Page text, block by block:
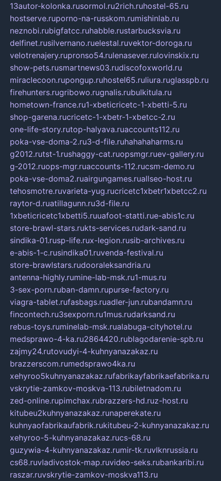
13autor-kolonka.rusormol.ru2rich.ruhostel-65.ru
hostserve.ruporno-na-russkom.rumishinlab.ru
neznobi.rubigfatcc.ruhabble.rustarbucksvia.ru
delfinet.rusilvernano.ruelestal.ruvektor-doroga.ru
velotrenajery.rupronso54.rulenasever.rulovinskix.ru
show-pets.rusmartnews03.rudiscofoxworld.ru
miraclecoon.rupongup.ruhostel65.ruliura.ruglasspb.ru
firehunters.rugribowo.rugnalis.rubulkitula.ru
hometown-france.ru1-xbeticricetc-1-xbetti-5.ru
shop-garena.rucricetc-1-xbetr-1-xbetcc-2.ru
one-life-story.rutop-halyava.ruaccounts112.ru
poka-vse-doma-2.ru3-d-file.ruhahahaharms.ru
g2012.rutst-1.rushaggy-cat.ruopsmgr.ruev-gallery.ru
g-2012.ruops-mgr.ruaccounts-112.rucsm-demo.ru
poka-vse-doma2.ruairgungames.ruallseo-host.ru
tehosmotre.ruvarieta-yug.rucricetc1xbetr1xbetcc2.ru
raytor-d.ruatillagunn.ru3d-file.ru
1xbeticricetc1xbetti5.ruuafoot-statti.rue-abis1c.ru
store-brawl-stars.rukts-services.rudark-sand.ru
sindika-01.rusp-life.rux-legion.rusib-archives.ru
e-abis-1-c.rusindika01.ruvenda-festival.ru
store-brawlstars.rudooraleksandria.ru
antenna-highly.rumine-lab-msk.ru1-mus.ru
3-sex-porn.ruban-damn.rupurse-factory.ru
viagra-tablet.rufasbags.ruadler-jun.rubandamn.ru
fincontech.ru3sexporn.ru1mus.rudarksand.ru
rebus-toys.ruminelab-msk.rualabuga-cityhotel.ru
medsprawo-4-ka.ru2864420.rublagodarenie-spb.ru
zajmy24.rutovudyi-4-kuhnyanazakaz.ru
brazzerscom.rumedsprawo4ka.ru
xehyroo5kuhnyanazakaz.rufabrikayfabrikaefabrika.ru
vskrytie-zamkov-moskva-113.rubiletnadom.ru
zed-online.rupimchax.rubrazzers-hd.ruz-host.ru
kitubeu2kuhnyanazakaz.runaperekate.ru
kuhnyaofabrikaufabrik.rukitubeu-2-kuhnyanazakaz.ru
xehyroo-5-kuhnyanazakaz.rucs-68.ru
guzywia-4-kuhnyanazakaz.rumir-tk.ruvlknrussia.ru
cs68.ruvladivostok-map.ruvideo-seks.rubankaribi.ru
raszar.ruvskrytie-zamkov-moskva113.ru